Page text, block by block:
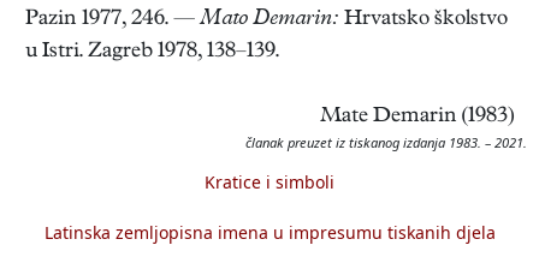
Pazin 1977, 246. —Mato Demarin: Hrvatsko školstvo
u Istri. Zagreb 1978, 138–139.
Mate Demarin (1983)
članak preuzet iz tiskanog izdanja 1983. – 2021.
Kratice i simboli
Latinska zemljopisna imena u impresumu tiskanih djela